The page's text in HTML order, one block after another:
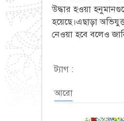
উদ্ধার হওয়া
হয়েছে।এছাড়া
নেওয়া হবে বলেও
ট্যাগ :
আরো